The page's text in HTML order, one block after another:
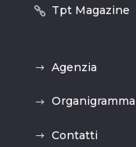
Tpt Magazine
Agenzia
Organigramma
Contatti